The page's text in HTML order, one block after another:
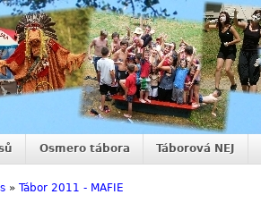
Osmero tábora Táborová NEJ
» Tábor 2011 - MAFIE